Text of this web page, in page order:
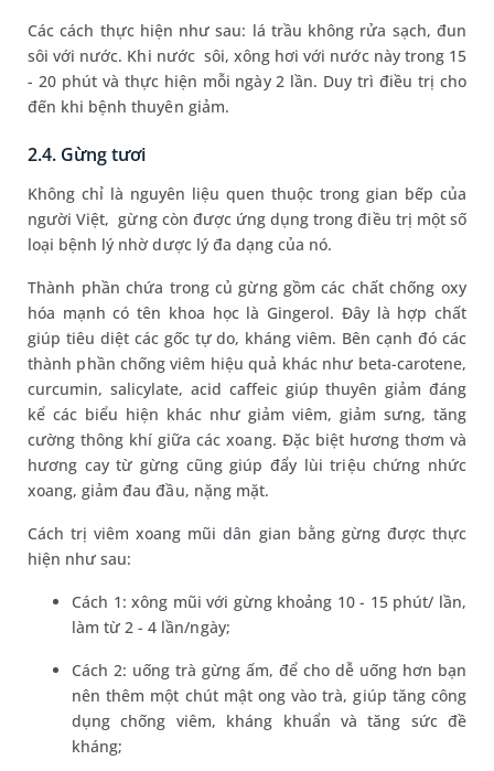
Các cách thực hiện như sau: lá trầu không rửa sạch, đun
sôi với nước. Khi nước sôi, xông hơi với nước này trong 15
- 20 phút và thực hiện mỗi ngày 2 lần. Duy trì điều trị cho
đến khi bệnh thuyên giảm.
2.4. Gừng tươi
Không chỉ là nguyên liệu quen thuộc trong gian bếp của
người Việt, gừng còn được ứng dụng trong điều trị một số
loại bệnh lý nhờ dược lý đa dạng của nó.
Thành phần chứa trong củ gừng gồm các chất chống oxy
hóa mạnh có tên khoa học là Gingerol. Đây là hợp chất
giúp tiêu diệt các gốc tự do, kháng viêm. Bên cạnh đó các
thành phần chống viêm hiệu quả khác như beta-carotene,
curcumin, salicylate, acid caffeic giúp thuyên giảm đáng
kể các biểu hiện khác như giảm viêm, giảm sưng, tăng
cường thông khí giữa các xoang. Đặc biệt hương thơm và
hương cay từ gừng cũng giúp đẩy lùi triệu chứng nhức
xoang, giảm đau đầu, nặng mặt.
Cách trị viêm xoang mũi dân gian bằng gừng được thực
hiện như sau:
Cách 1: xông mũi với gừng khoảng 10 - 15 phút/ lần,
làm từ 2 - 4 lần/ngày;
Cách 2: uống trà gừng ấm, để cho dễ uống hơn bạn
nên thêm một chút mật ong vào trà, giúp tăng công
dụng chống viêm, kháng khuẩn và tăng sức đề
kháng;